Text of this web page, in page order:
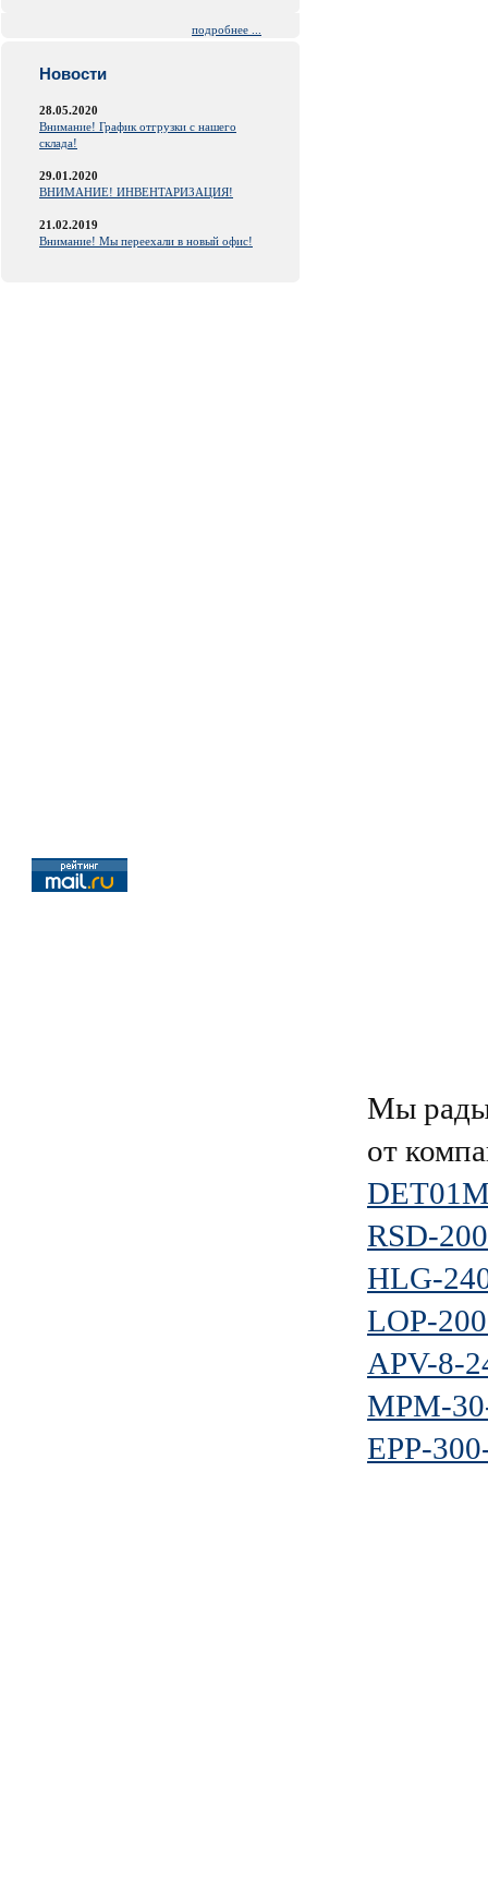
подробнее ...
Новости
28.05.2020
Внимание! График отгрузки с нашего
склада!
29.01.2020
ВНИМАНИЕ! ИНВЕНТАРИЗАЦИЯ!
21.02.2019
Внимание! Мы переехали в новый офис!
Мы рады
от
RSD-
HLG-
LOP-
APV-8-
MPM-
EPP-